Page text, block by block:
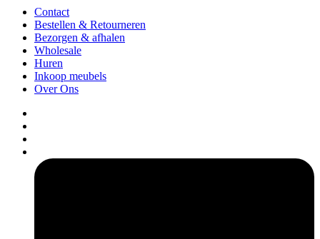
Contact
Bestellen & Retourneren
Bezorgen & afhalen
Wholesale
Huren
Inkoop meubels
Over Ons